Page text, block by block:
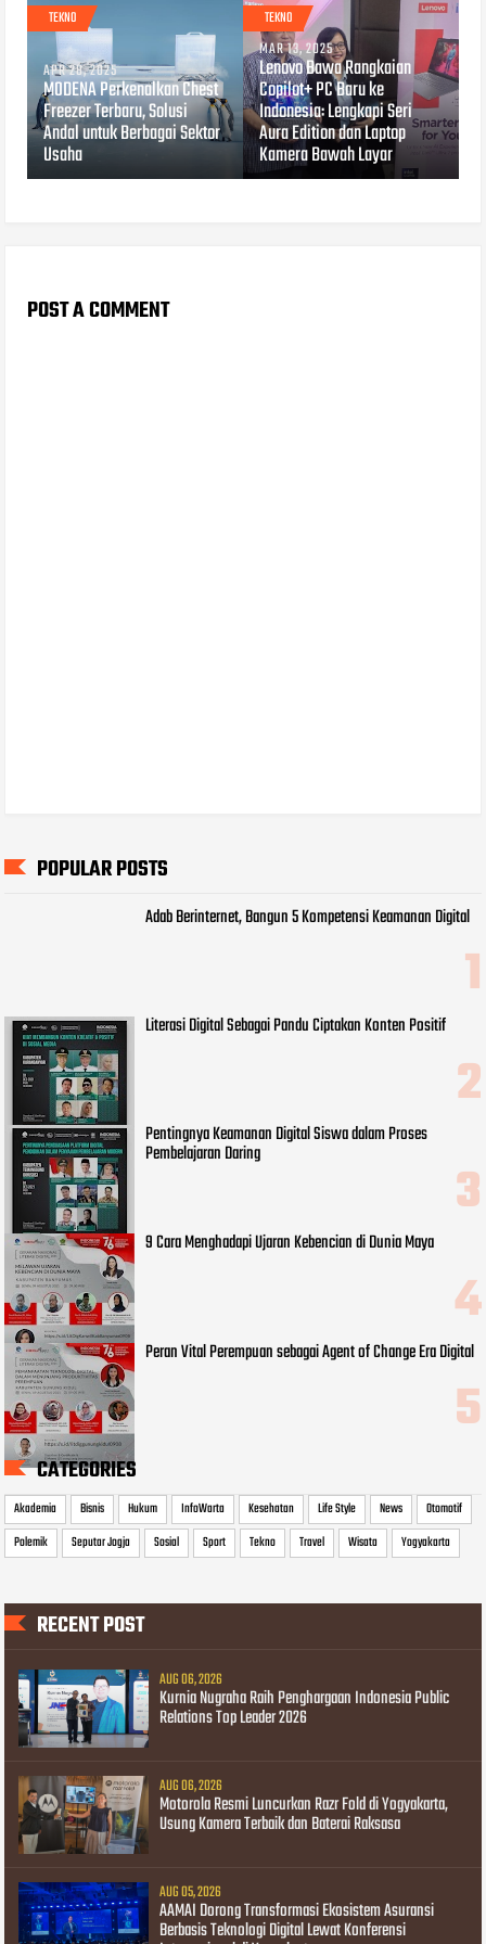
TEKNO
APR 28, 2025
MODENA Perkenalkan Chest
Freezer Terbaru, Solusi
Andal untuk Berbagai Sektor
Usaha
TEKNO
MAR 13, 2025
Lenovo Bawa Rangkaian
Copilot+ PC Baru ke
Indonesia: Lengkapi Seri
Aura Edition dan Laptop
Kamera Bawah Layar
POST A COMMENT
POPULAR POSTS
Adab Berinternet, Bangun 5 Kompetensi Keamanan Digital
Literasi Digital Sebagai Pandu Ciptakan Konten Positif
Pentingnya Keamanan Digital Siswa dalam Proses
Pembelajaran Daring
9 Cara Menghadapi Ujaran Kebencian di Dunia Maya
Peran Vital Perempuan sebagai Agent of Change Era Digital
CATEGORIES
Akademia Bisnis Hukum InfoWarta Kesehatan Life Style News
Otomotif
Polemik
Seputar Jogja Sosial Sport Tekno Travel Wisata Yogyakarta
RECENT POST
AUG 06, 2026
Kurnia Nugraha Raih Penghargaan Indonesia Public
Relations Top Leader 2026
AUG 06, 2026
Motorola Resmi Luncurkan Razr Fold di Yogyakarta,
Usung Kamera Terbaik dan Baterai Raksasa
AUG 05, 2026
AAMAI Dorong Transformasi Ekosistem Asuransi
Berbasis Teknologi Digital Lewat Konferensi